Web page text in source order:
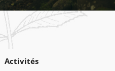
Activités